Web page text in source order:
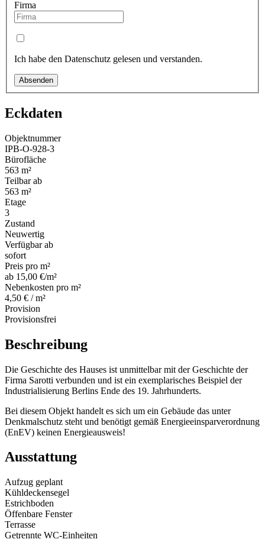
Firma
Ich habe den Datenschutz gelesen und verstanden.
Absenden
Eckdaten
Objektnummer
IPB-O-928-3
Bürofläche
563 m²
Teilbar ab
563 m²
Etage
3
Zustand
Neuwertig
Verfügbar ab
sofort
Preis pro m²
ab 15,00 €/m²
Nebenkosten pro m²
4,50 € / m²
Provision
Provisionsfrei
Beschreibung
Die Geschichte des Hauses ist unmittelbar mit der Geschichte der
Firma Sarotti verbunden und ist ein exemplarisches Beispiel der
Industrialisierung Berlins Ende des 19. Jahrhunderts.
Bei diesem Objekt handelt es sich um ein Gebäude das unter
Denkmalschutz steht und benötigt gemäß Energieeinsparverordnung
(EnEV) keinen Energieausweis!
Ausstattung
Aufzug geplant
Kühldeckensegel
Estrichboden
Öffenbare Fenster
Terrasse
Getrennte WC-Einheiten